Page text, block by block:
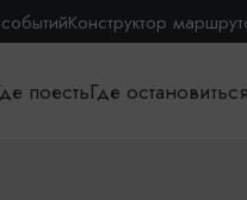
Конструктор
поестьГде остановиться